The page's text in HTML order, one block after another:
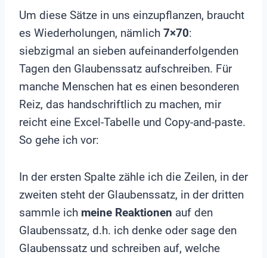
Um diese Sätze in uns einzupflanzen, braucht
es Wiederholungen, nämlich 7×70:
siebzigmal an sieben aufeinanderfolgenden
Tagen den Glaubenssatz aufschreiben. Für
manche Menschen hat es einen besonderen
Reiz, das handschriftlich zu machen, mir
reicht eine Excel-Tabelle und Copy-and-paste.
So gehe ich vor:
In der ersten Spalte zähle ich die Zeilen, in der
zweiten steht der Glaubenssatz, in der dritten
sammle ich meine Reaktionen auf den
Glaubenssatz, d.h. ich denke oder sage den
Glaubenssatz und schreiben auf, welche